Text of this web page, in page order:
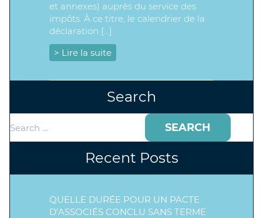
et annexes) auprès du service des
impôts. À ce titre, le calendrier de la
déclaration […]
> Lire la suite
Search
for:
Recent Posts
QUELLE DURÉE POUR UN PACTE
D’ASSOCIÉS CONCLU SANS TERME